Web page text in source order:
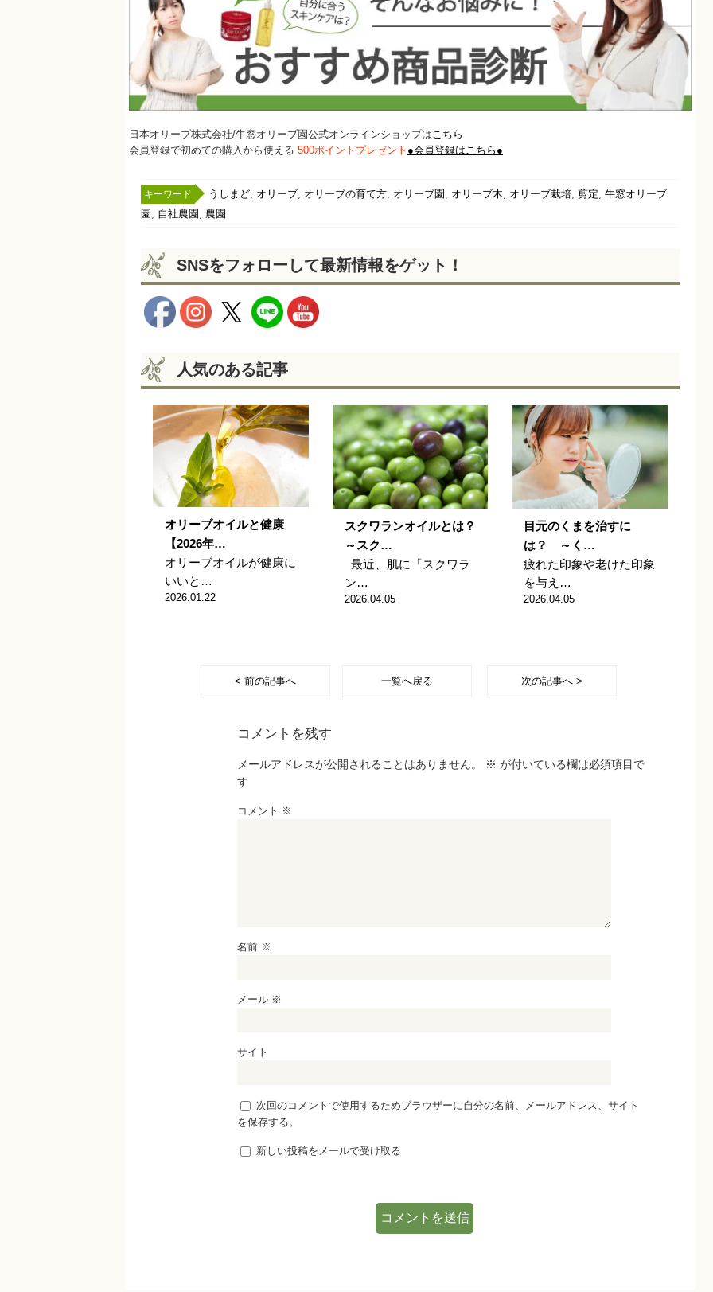
日本オリーブ株式会社/牛窓オリーブ園公式オンラインショップはこちら
会員登録で初めての購入から使える 500ポイントプレゼント ●会員登録はこちら●
うしまど オリーブ オリーブの育て方 オリーブ園 オリーブ木 オリーブ栽培 剪定 牛窓オリーブ
園
自社農園 農園
SNSをフォローして最新情報をゲット！
人気のある記事
オリーブオイルと健康
【2026年…
オリーブオイルが健康に
いいと…
2026.01.22
スクワランオイルとは？
～スク…
最近、肌に「スクワラ
ン…
2026.04.05
目元のくまを治すに
は？ ～く…
疲れた印象や老けた印象
を与え…
2026.04.05
< 前の記事へ 一覧へ戻る 次の記事へ >
コメントを残す
メールアドレスが公開されることはありません。 ※ が付いている欄は必須項目で
す
コメント ※
名前 ※
メール ※
サイト
次回のコメントで使用するためブラウザーに自分の名前、メールアドレス、サイト
を保存する。
新しい投稿をメールで受け取る